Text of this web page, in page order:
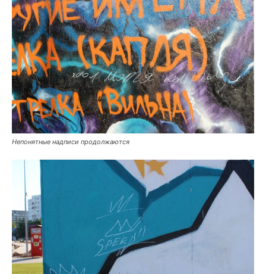
Непонятные надписи продолжаются